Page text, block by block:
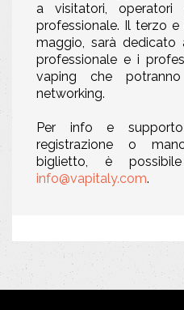
a visitatori,
professionale. Il terzo
maggio, sarà
professionale e i
vaping che
networking.
Per info e
registrazione o
biglietto, è possibile
info@vapitaly.com.